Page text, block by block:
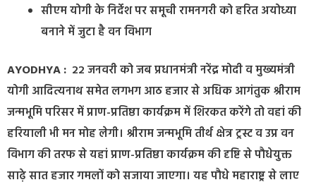
सीएम योगी के निर्देश पर समूची रामनगरी को हरित अयोध्या
बनाने में जुटा है वन विभाग
AYODHYA : 22 जनवरी को जब प्रधानमंत्री नरेंद्र मोदी व मुख्यमंत्री
योगी आदित्यनाथ समेत लगभग आठ हजार से अधिक आगंतुक श्रीराम
जन्मभूमि परिसर में प्राण-प्रतिष्ठा कार्यक्रम में शिरकत करेंगे तो वहां की
हरियाली भी मन मोह लेगी। श्रीराम जन्मभूमि तीर्थ क्षेत्र ट्रस्ट व उप्र वन
विभाग की तरफ से यहां प्राण-प्रतिष्ठा कार्यक्रम की दृष्टि से पौधेयुक्त
साढ़े सात हजार गमलों को सजाया जाएगा। यह पौधे महाराष्ट्र से लाए